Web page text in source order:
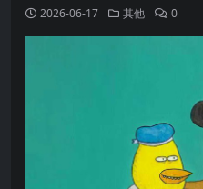
2026-06-17 其他 0